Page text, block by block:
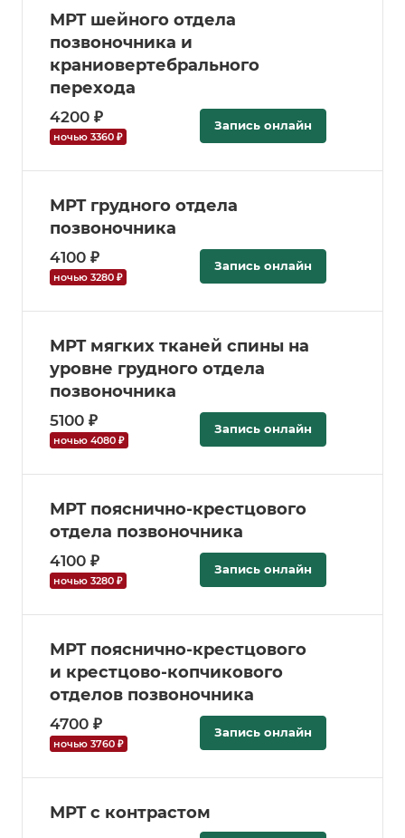
МРТ шейного отдела
позвоночника и
краниовертебрального
перехода
4200 ₽
ночью 3360 ₽
Запись онлайн
МРТ грудного отдела
позвоночника
4100 ₽
ночью 3280 ₽
Запись онлайн
МРТ мягких тканей спины на
уровне грудного отдела
позвоночника
5100 ₽
ночью 4080 ₽
Запись онлайн
МРТ пояснично-крестцового
отдела позвоночника
4100 ₽
ночью 3280 ₽
Запись онлайн
МРТ пояснично-крестцового
и крестцово-копчикового
отделов позвоночника
4700 ₽
ночью 3760 ₽
Запись онлайн
МРТ с контрастом